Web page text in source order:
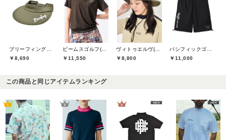
￥8,690
￥11,550
￥8,800
￥11,000
この商品と同じアイテムランキング